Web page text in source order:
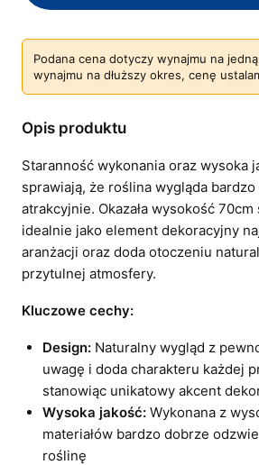
Podana cena dotyczy wynajmu na
wynajmu na dłuższy okres, cenę
Opis produktu
Staranność wykonania oraz wysoka
sprawiają, że roślina wygląda
atrakcyjnie. Okazała wysokość
idealnie jako element dekoracyjny
aranżacji oraz doda otoczeniu
przytulnej atmosfery.
Kluczowe cechy:
Design: Naturalny wygląd z
uwagę i doda charakteru każdej
stanowiąc unikatowy akcent
Wysoka jakość:Wykonana z
materiałów bardzo dobrze
roślinę